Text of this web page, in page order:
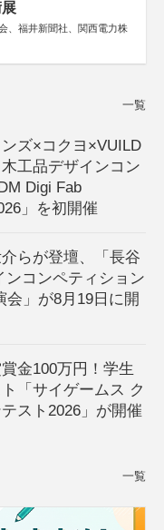
、福井新聞社、関西電力株
一覧
ンズ×コクヨ×VUILD
工品デザインコン
Digi Fab
」を初開催
らが登壇、「長谷
ンコンペティション
会」が8月19日に開
金100万円！学生
「サイゲームス ク
スト2026」が開催
一覧